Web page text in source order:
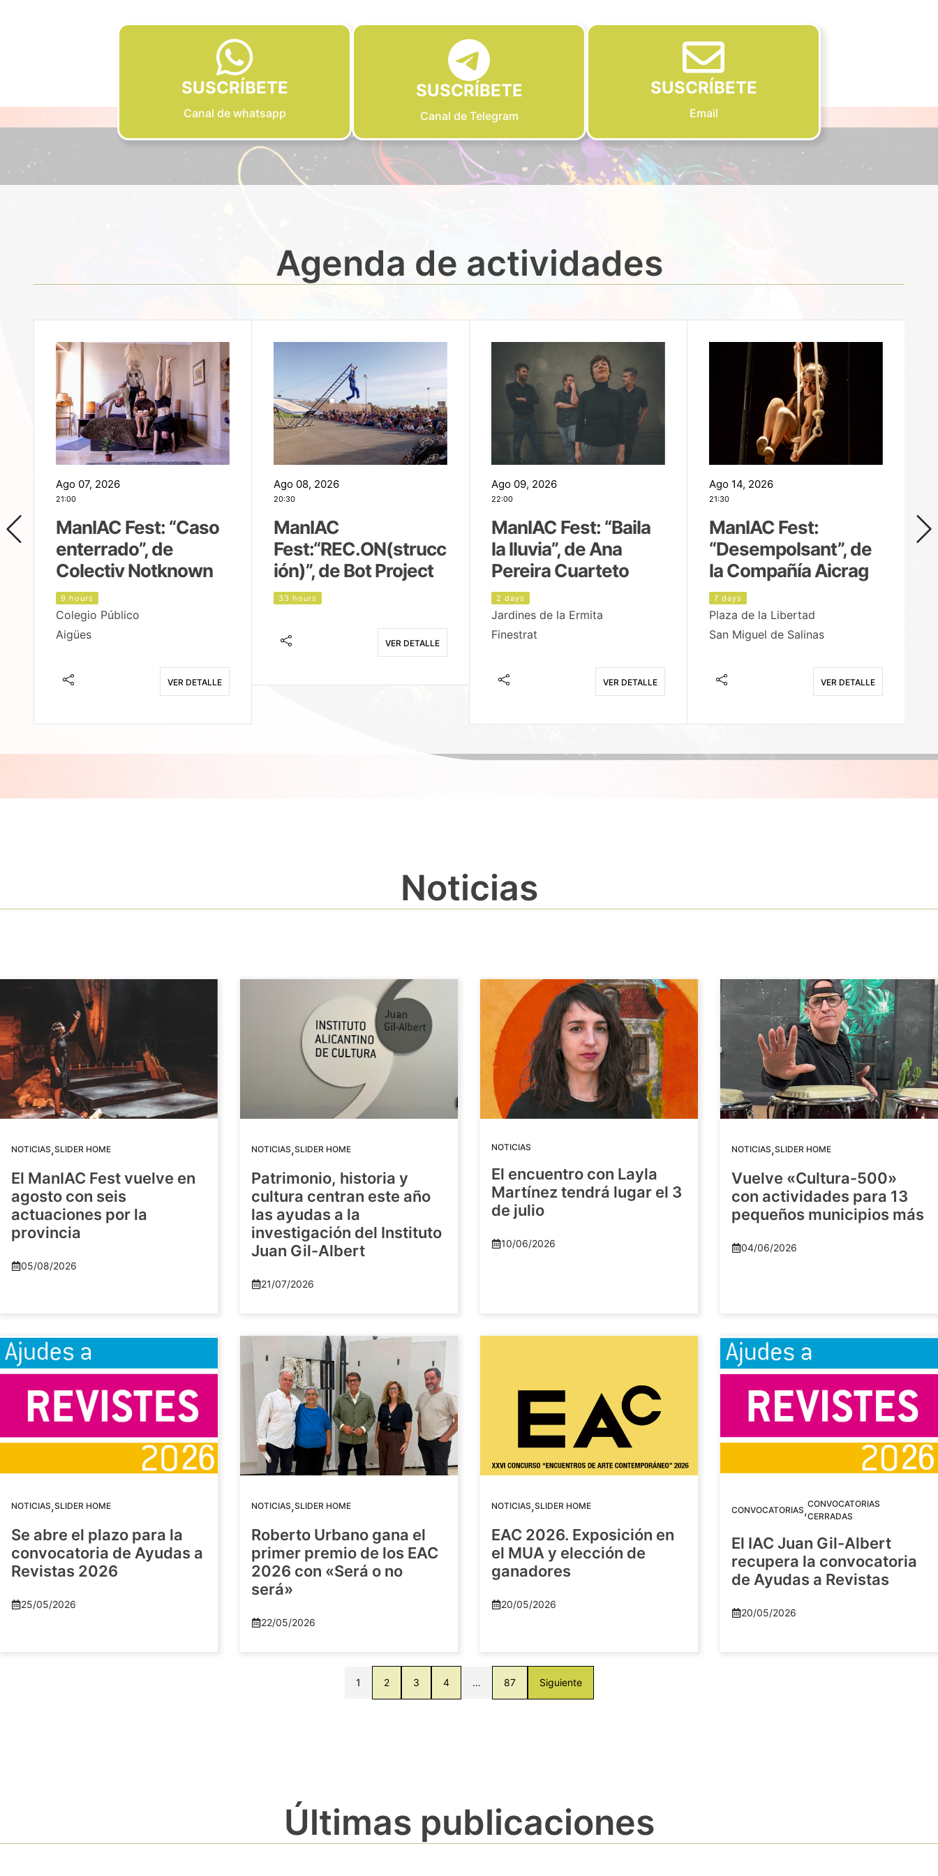
SUSCRÍBETE
Canal de whatsapp
SUSCRÍBETE
Canal de Telegram
SUSCRÍBETE
Email
Agenda de actividades
Ago 07, 2026
21:00
ManIAC Fest: “Caso
enterrado”, de
Colectiv Notknown
9 hours
Colegio Público
Aigües
VER DETALLE
Ago 08, 2026
20:30
ManIAC
Fest:“REC.ON(strucc
ión)”, de Bot Project
33 hours
VER DETALLE
Ago 09, 2026
22:00
ManIAC Fest: “Baila
la lluvia”, de Ana
Pereira Cuarteto
2 days
Jardines de la Ermita
Finestrat
VER DETALLE
Ago 14, 2026
21:30
ManIAC Fest:
“Desempolsant”, de
la Compañía Aicrag
7 days
Plaza de la Libertad
San Miguel de Salinas
VER DETALLE
Noticias
NOTICIAS,SLIDER HOME
El ManIAC Fest vuelve en
agosto con seis
actuaciones por la
provincia
05/08/2026
NOTICIAS,SLIDER HOME
Patrimonio, historia y
cultura centran este año
las ayudas a la
investigación del Instituto
Juan Gil-Albert
21/07/2026
NOTICIAS
El encuentro con Layla
Martínez tendrá lugar el 3
de julio
10/06/2026
NOTICIAS,SLIDER HOME
Vuelve «Cultura-500»
con actividades para 13
pequeños municipios más
04/06/2026
NOTICIAS,SLIDER HOME
Se abre el plazo para la
convocatoria de Ayudas a
Revistas 2026
25/05/2026
NOTICIAS,SLIDER HOME
Roberto Urbano gana el
primer premio de los EAC
2026 con «Será o no
será»
22/05/2026
NOTICIAS,SLIDER HOME
EAC 2026. Exposición en
el MUA y elección de
ganadores
20/05/2026
CONVOCATORIAS,CONVOCATORIAS
CERRADAS
El IAC Juan Gil-Albert
recupera la convocatoria
de Ayudas a Revistas
20/05/2026
1 2 3 4 … 87 Siguiente
Últimas publicaciones